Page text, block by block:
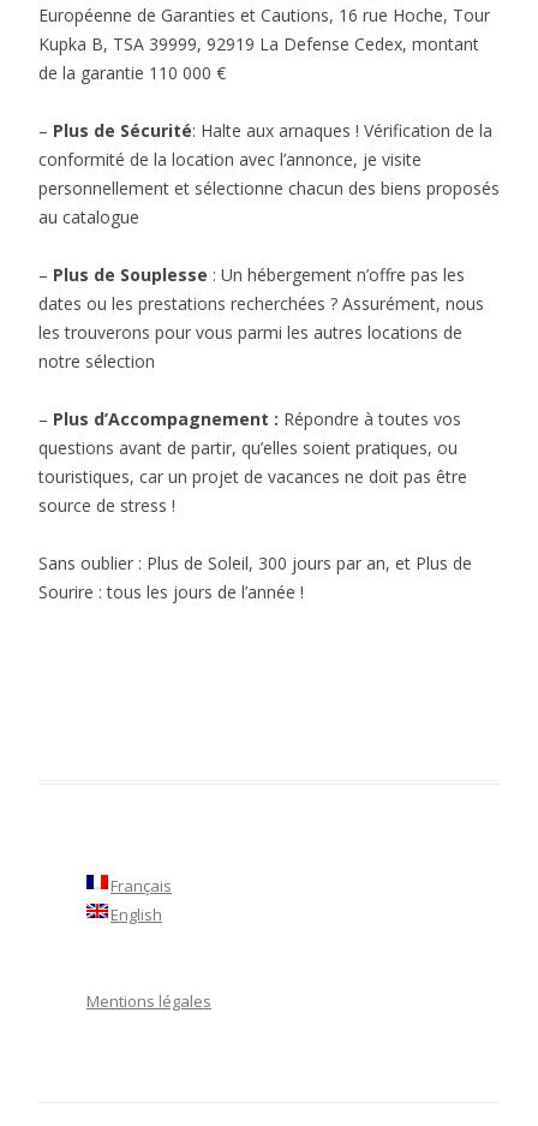
Européenne de Garanties et Cautions, 16 rue Hoche, Tour
Kupka B, TSA 39999, 92919 La Defense Cedex, montant
de la garantie 110 000 €
– Plus de Sécurité: Halte aux arnaques ! Vérification de la
conformité de la location avec l’annonce, je visite
personnellement et sélectionne chacun des biens proposés
au catalogue
– Plus de Souplesse : Un hébergement n’offre pas les
dates ou les prestations recherchées ? Assurément, nous
les trouverons pour vous parmi les autres locations de
notre sélection
– Plus d’Accompagnement : Répondre à toutes vos
questions avant de partir, qu’elles soient pratiques, ou
touristiques, car un projet de vacances ne doit pas être
source de stress !
Sans oublier : Plus de Soleil, 300 jours par an, et Plus de
Sourire : tous les jours de l’année !
Français
English
Mentions légales